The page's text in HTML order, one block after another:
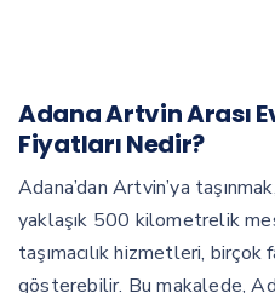
Adana Artvin Arası
Fiyatları Nedir?
Adana’dan Artvin’ya
yaklaşık 500 kilometrelik
taşımacılık hizmetleri,
gösterebilir. Bu makalede,